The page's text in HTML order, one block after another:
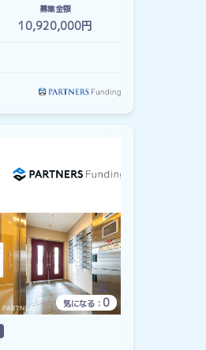
募集金額
10,920,000円
気になる： 0